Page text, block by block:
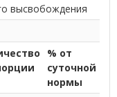
высвобождения
% от
суточной
нормы